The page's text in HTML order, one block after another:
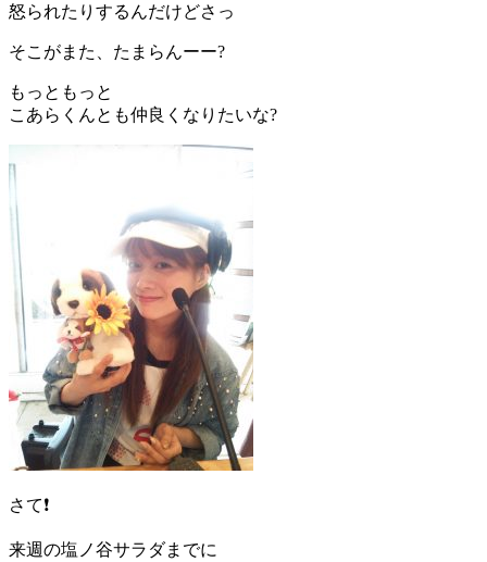
怒られたりするんだけどさっ
そこがまた、たまらんーー?
もっともっと
こあらくんとも仲良くなりたいな?
さて❗️
来週の塩ノ谷サラダまでに